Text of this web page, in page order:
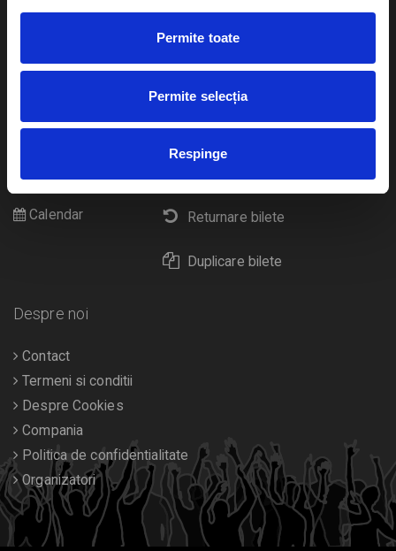
Permite toate
Permite selecția
Respinge
Cum comand bilete?
eBilet printat acasa
Returnare bilete
Duplicare bilete
Pentru copii
Diverse
Calendar
Despre noi
Contact
Termeni si conditii
Despre Cookies
Compania
Politica de confidentialitate
Organizatori